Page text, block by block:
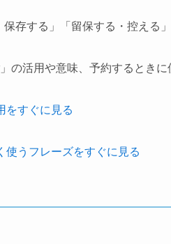
保存する」「留保する・控える
の活用や意味、予約するときに
をすぐに見る
使うフレーズをすぐに見る